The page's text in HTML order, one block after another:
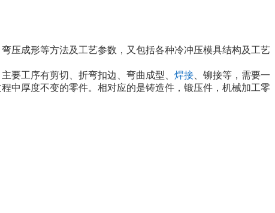
压成形等方法及工艺参数，又包括各种冷冲压模具结构及工艺
要工序有剪切、折弯扣边、弯曲成型、 焊接 、铆接等，需要一
中厚度不变的零件。相对应的是铸造件，锻压件，机械加工零